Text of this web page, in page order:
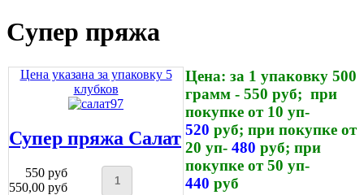
Cупер пряжа
Цена указана за упаковку 5
клубков
Супер пряжа Салат
550 руб
550,00 руб
Цена: за 1 упаковку 500
грамм - 550 руб; при
покупке от 10 уп-
520 руб; при покупке от
20 уп- 480 руб; при
покупке от 50 уп-
440 руб